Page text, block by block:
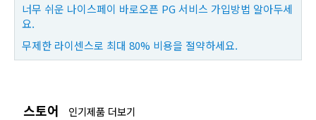
너무 쉬운 나이스페이 바로오픈 PG 서비스 가입방법 알아두세
요.
무제한 라이센스로 최대 80% 비용을 절약하세요.
스토어 인기제품 더보기